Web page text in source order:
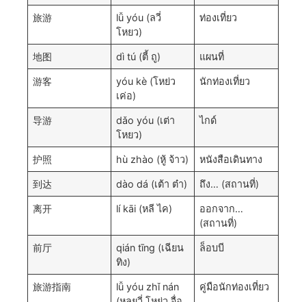
旅游
lǚ yóu (ลวี่
โหยว)
ท่องเที่ยว
地图 dì tú (ตี้ ถู) แผนที่
游客
yóu kè (โหย่ว
เค่อ)
นักท่องเที่ยว
导游
dǎo yóu (เต่า
โหยว)
ไกด์
护照 hù zhào (หู้ จ้าว) หนังสือเดินทาง
到达 dào dá (เต้า ต๋า) ถึง… (สถานที่)
离开 lí kāi (หลี ไค)
ออกจาก…
(สถานที่)
前厅
qián tīng (เฉียน
ทิง)
ล็อบบี
旅游指南
lǚ yóu zhǐ nán
คู่มือนักท่องเที่ยว